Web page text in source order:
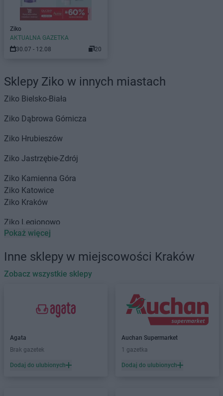
Ziko
AKTUALNA GAZETKA
30.07 - 12.08
20
Sklepy Ziko w innych miastach
Ziko Bielsko-Biała
Ziko Dąbrowa Górnicza
Ziko Hrubieszów
Ziko Jastrzębie-Zdrój
Ziko Kamienna Góra
Ziko Katowice
Ziko Kraków
Ziko Legionowo
Ziko Lubartów
Olkusz
Ziko Piastów
Ziko Piekary Śląskie
Ziko Poznań
Pokaż więcej
Inne sklepy w miejscowości Kraków
Zobacz wszystkie sklepy
Agata
Brak gazetek
Dodaj do ulubionych
Auchan Supermarket
1 gazetka
Dodaj do ulubionych